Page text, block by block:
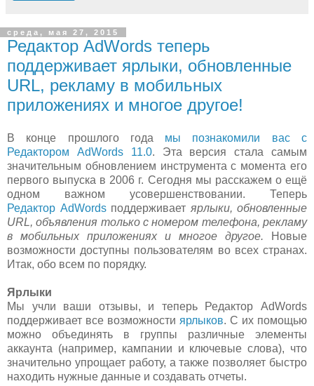
среда, мая 27, 2015
Редактор AdWords теперь
поддерживает ярлыки, обновленные
URL, рекламу в мобильных
приложениях и многое другое!
В конце прошлого года мы познакомили вас с
Редактором AdWords 11.0. Эта версия стала самым
значительным обновлением инструмента с момента его
первого выпуска в 2006 г. Сегодня мы расскажем о ещё
одном важном усовершенствовании. Теперь
Редактор AdWordsподдерживает ярлыки, обновленные
URL, объявления только с номером телефона, рекламу
в мобильных приложениях и многое другое. Новые
возможности доступны пользователям во всех странах.
Итак, обо всем по порядку.
Ярлыки
Мы учли ваши отзывы, и теперь Редактор AdWords
поддерживает все возможности ярлыков. С их помощью
можно объединять в группы различные элементы
аккаунта (например, кампании и ключевые слова), что
значительно упрощает работу, а также позволяет быстро
находить нужные данные и создавать отчеты.